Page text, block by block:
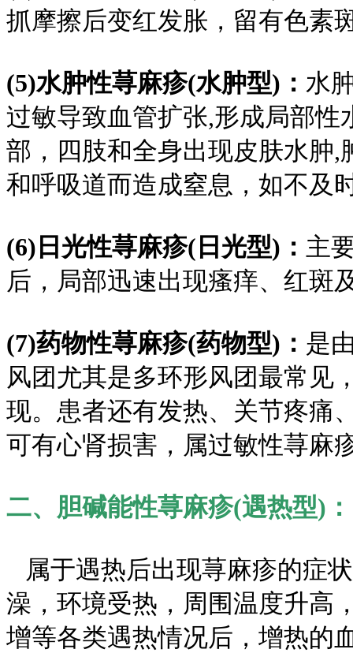
抓摩擦后变红发胀，留有色素
(5)水肿性荨麻疹(水肿型)： 水
过敏导致血管扩张,形成局部
部，四肢和全身出现皮肤水肿
和呼吸道而造成窒息，如不及
(6)日光性荨麻疹(日光型)： 主
后，局部迅速出现瘙痒、红斑
(7)药物性荨麻疹(药物型)： 是
风团尤其是多环形风团最常见
现。患者还有发热、关节疼痛
可有心肾损害，属过敏性荨麻
二、胆碱能性荨麻疹(遇热型)：
属于遇热后出现荨麻疹的症
澡，环境受热，周围温度升高
增等各类遇热情况后，增热的